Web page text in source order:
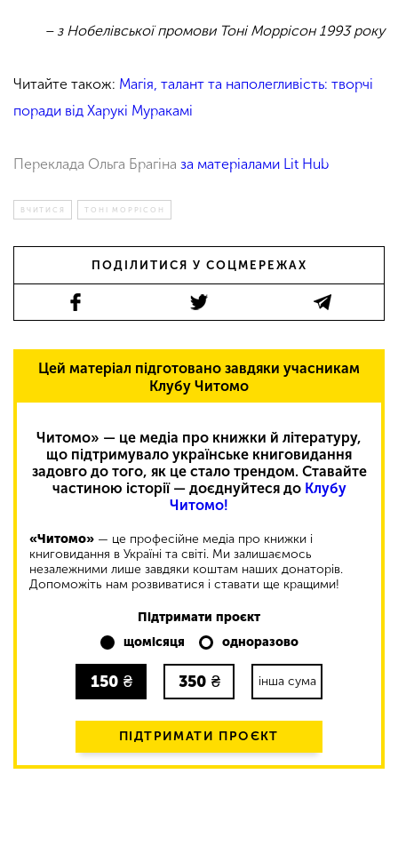
– з Нобелівської промови Тоні Моррісон 1993 року
Читайте також: Магія, талант та наполегливість: творчі
поради від Харукі Муракамі
Переклада Ольга Брагіна за матеріалами Lit Hub
ВЧИТИСЯ ТОНІ МОРРІСОН
ПОДІЛИТИСЯ У СОЦМЕРЕЖАХ
Цей матеріал підготовано завдяки учасникам
Клубу Читомо
Читомо» — це медіа про книжки й літературу,
що підтримувало українське книговидання
задовго до того, як це стало трендом. Ставайте
частиною історії — доєднуйтеся до Клубу
Читомо!
«Читомо» — це професійне медіа про книжки і
книговидання в Україні та світі. Ми залишаємось
незалежними лише завдяки коштам наших донаторів.
Допоможіть нам розвиватися і ставати ще кращими!
Підтримати проєкт
щомісяця
одноразово
150 ₴ 350 ₴ інша сума
ПІДТРИМАТИ ПРОЄКТ